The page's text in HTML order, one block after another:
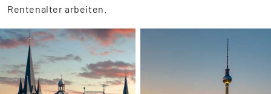
Rentenalter arbeiten.